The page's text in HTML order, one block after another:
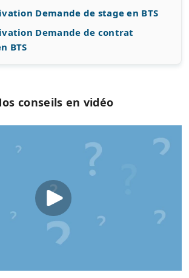
Demande de stage en BTS
Demande de contrat
BTS
conseils en vidéo